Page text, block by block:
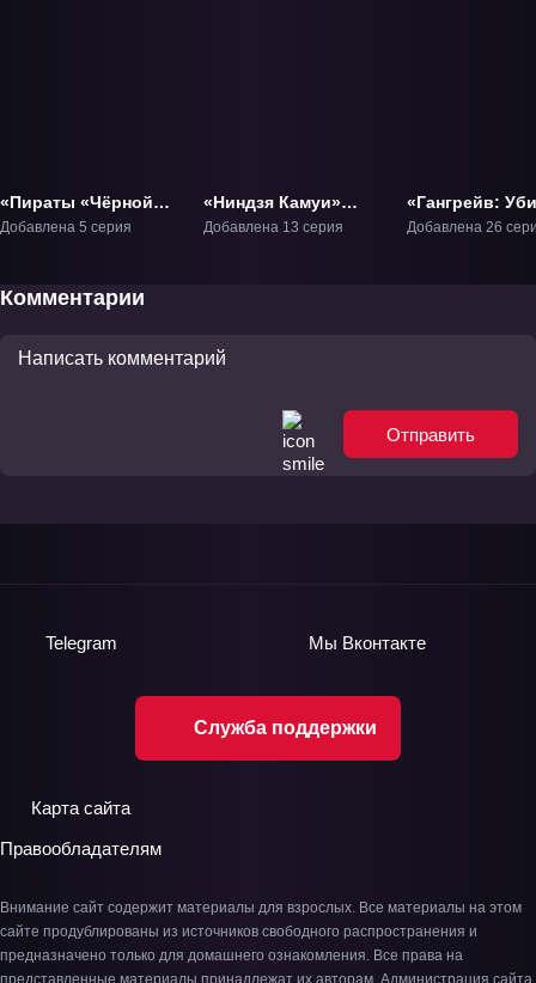
«Пираты «Чёрной
лагуны» Кровавая
Добавлена 5 серия
«Ниндзя Камуи»
ТВ-1
Добавлена 13 серия
«Гангрейв:
того света»
Добавлена 26
Комментарии
Отправить
Служба поддержки
Telegram Мы Вконтакте
Карта сайта
Правообладателям
Внимание сайт содержит материалы для взрослых. Все материалы на этом
сайте продублированы из источников свободного распространения и
предназначено только для домашнего ознакомления. Все права на